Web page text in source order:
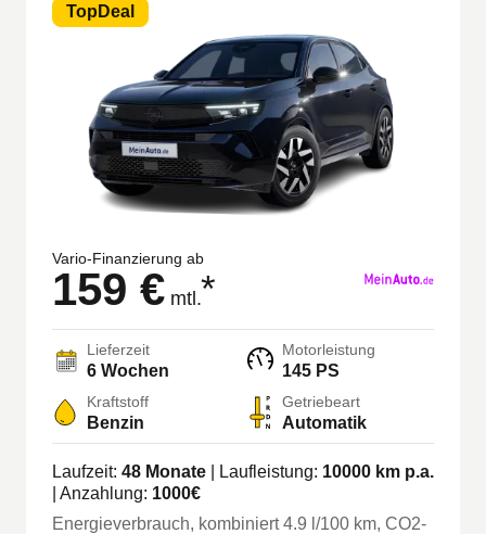
TopDeal
Vario-Finanzierung ab
159 € mtl.*
Lieferzeit
6 Wochen
Motorleistung
145 PS
Kraftstoff
Benzin
Getriebeart
Automatik
Laufzeit: 48 Monate | Laufleistung: 10000 km p.a.
| Anzahlung: 1000€
Energieverbrauch, kombiniert4.9 l/100 km, CO2-